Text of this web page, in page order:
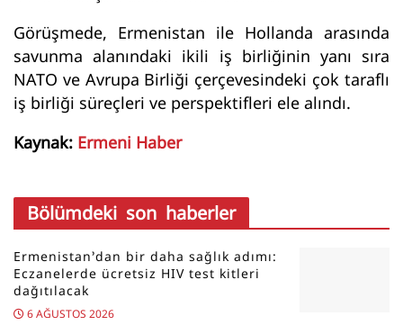
Görüşmede, Ermenistan ile Hollanda arasında
savunma alanındaki ikili iş birliğinin yanı sıra
NATO ve Avrupa Birliği çerçevesindeki çok taraflı
iş birliği süreçleri ve perspektifleri ele alındı.
Kaynak: Ermeni Haber
Bölümdeki son haberler
Ermenistan’dan bir daha sağlık adımı:
Eczanelerde ücretsiz HIV test kitleri
dağıtılacak
6 AĞUSTOS 2026